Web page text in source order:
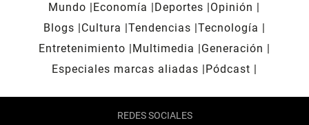
Mundo Economía Deportes
Opinión
Blogs
Cultura Tendencias Tecnología
Entretenimiento
Multimedia
Generación
Especiales marcas aliadas
Pódcast
REDES SOCIALES